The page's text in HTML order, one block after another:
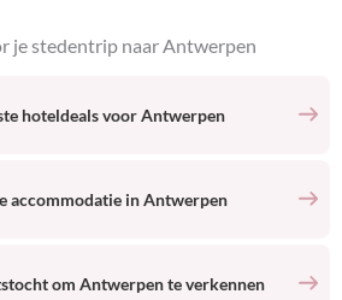
je stedentrip naar Antwerpen
hoteldeals voorAntwerpen
accommodatie inAntwerpen
om Antwerpente verkennen